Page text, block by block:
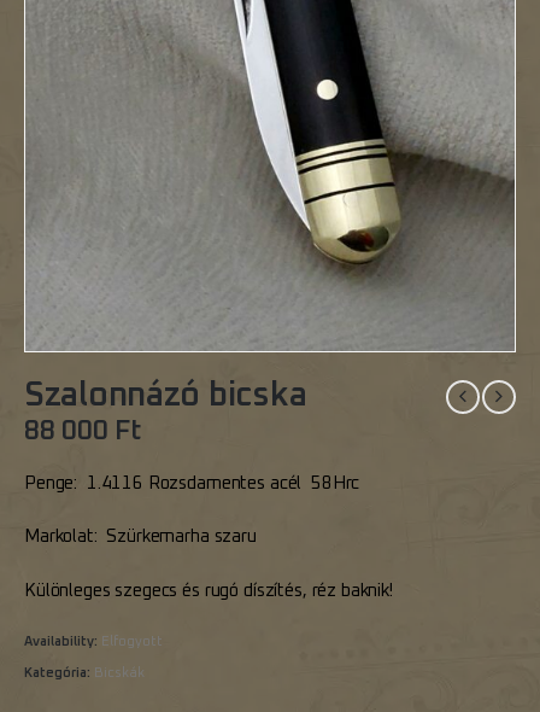
Szalonnázó bicska
88 000 Ft
Penge: 1.4116 Rozsdamentes acél 58Hrc
Markolat: Szürkemarha szaru
Különleges szegecs és rugó díszítés, réz baknik!
Availability: Elfogyott
Kategória: Bicskák